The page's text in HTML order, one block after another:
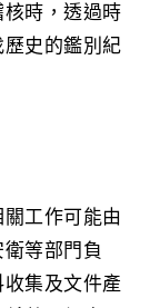
時，透過時
史的鑑別紀
工作可能由
等部門負
集及文件產